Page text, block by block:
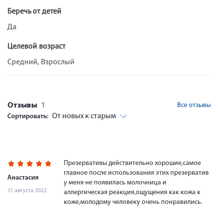
Беречь от детей
Да
Целевой возраст
Средний, Взрослый
Отзывы 1
Все отзывы
Сортировать: От новых к старым
Анастасия
31 августа 2022
Презервативы действительно хорошие,самое
главное после использования этих презерватив
у меня не появилась молочница и
аллергическая реакция,ощущения как кожа к
коже,молодому человеку очень понравились.